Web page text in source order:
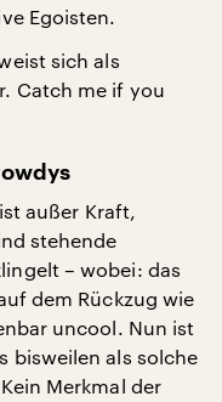
Egoisten.
sich als
Catch me if you
außer Kraft,
stehende
– wobei: das
dem Rückzug wie
uncool. Nun ist
bisweilen als solche
Merkmal der